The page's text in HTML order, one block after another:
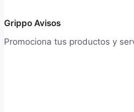
Grippo Avisos
Promociona tus productos y